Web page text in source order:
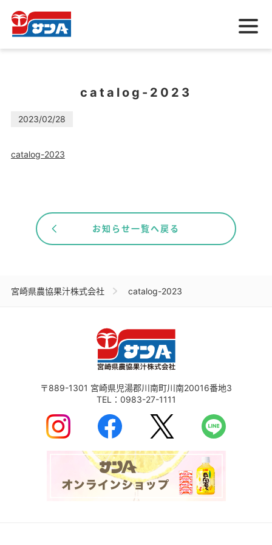
メ
ュ
catalog-2023
2023/02/28
catalog-2023
お知らせ一覧へ戻る
宮崎県農協果汁株式会社 catalog-2023
〒889-1301 宮崎県児湯郡川南町川南20016番地3
TEL： 0983-27-1111